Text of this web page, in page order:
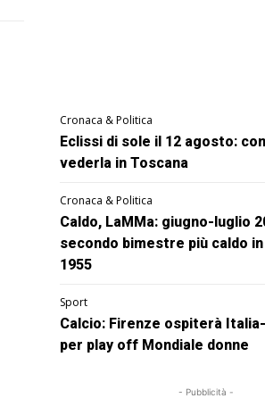
Cronaca & Politica
Eclissi di sole il 12 agosto:
vederla in Toscana
Cronaca & Politica
Caldo, LaMMa: giugno-luglio
secondo bimestre più caldo in
1955
Sport
Calcio: Firenze ospiterà
per play off Mondiale donne
- Pubblicità -